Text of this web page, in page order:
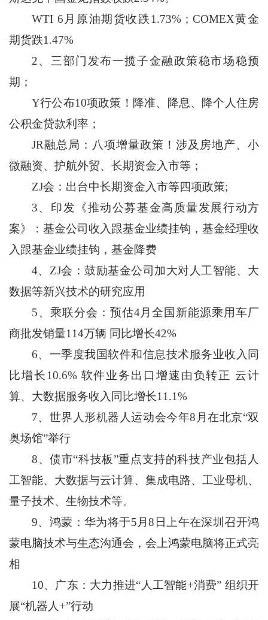
WTI 6月原油期货收跌1.73%；COMEX黄金
期货跌1.47%
2、三部门发布一揽子金融政策稳市场稳预
期；
Y行公布10项政策！降准、降息、降个人住房
公积金贷款利率；
JR融总局：八项增量政策！涉及房地产、小
微融资、护航外贸、长期资金入市等；
ZJ会：出台中长期资金入市等四项政策;
3、印发《推动公募基金高质量发展行动方
案》：基金公司收入跟基金业绩挂钩，基金经理收
入跟基金业绩挂钩，基金降费
4、ZJ会：鼓励基金公司加大对人工智能、大
数据等新兴技术的研究应用
5、乘联分会：预估4月全国新能源乘用车厂
商批发销量114万辆 同比增长42%
6、一季度我国软件和信息技术服务业收入同
比增长10.6% 软件业务出口增速由负转正 云计
算、大数据服务收入同比增长11.1%
7、世界人形机器人运动会今年8月在北京“双
奥场馆”举行
8、债市“科技板”重点支持的科技产业包括人
工智能、大数据与云计算、集成电路、工业母机、
量子技术、生物技术等。
9、鸿蒙：华为将于5月8日上午在深圳召开鸿
蒙电脑技术与生态沟通会，会上鸿蒙电脑将正式亮
相
10、广东：大力推进“人工智能+消费” 组织开
展“机器人+”行动